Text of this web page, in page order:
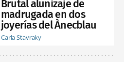
Brutal alunizaje de
madrugada en dos
joyerías del Ànecblau
Carla Stavraky